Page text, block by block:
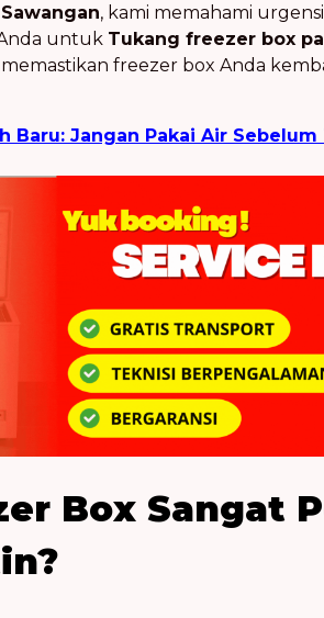
Sawangan, kami memahami
untuk Tukang freezer box
freezer box Anda
Baru: Jangan Pakai Air
Box Sangat